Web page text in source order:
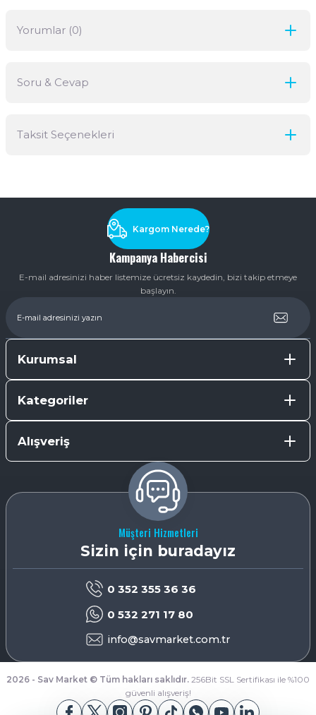
Yorumlar (0)
Soru & Cevap
Taksit Seçenekleri
Kampanya Habercisi
E-mail adresinizi haber listemize ücretsiz kaydedin, bizi takip etmeye
başlayın.
Kargom Nerede?
Kurumsal
Kategoriler
Alışveriş
Müşteri Hizmetleri
Sizin için buradayız
0 352 355 36 36
0 532 271 17 80
info@savmarket.com.tr
2026 - Sav Market © Tüm hakları saklıdır. 256Bit SSL Sertifikası ile %100
güvenli alışveriş!